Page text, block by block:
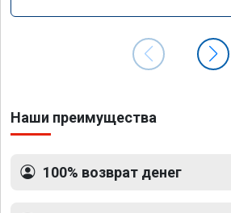
Наши преимущества
100% возврат денег